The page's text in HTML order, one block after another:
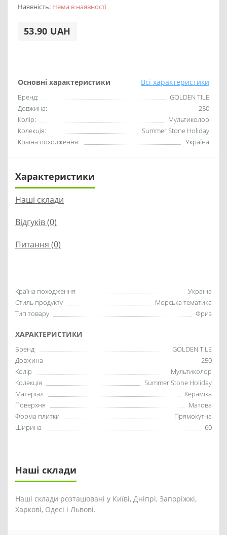
Наявність: Нема в наявності
53.90 UAH
Основні характеристики Всі характеристики
Бренд:
GOLDEN TILE
Довжина:
250
Колір:
Мультиколор
Колекція:
Summer Stone Holiday
Країна походження:
Україна
Характеристики
Наші склади
Відгуків (0)
Питання (0)
Країна походження
Україна
Стиль продукту
Морська тематика
Тип товару
Фриз
ХАРАКТЕРИСТИКИ
Бренд
GOLDEN TILE
Довжина
250
Колір
Мультиколор
Колекція
Summer Stone Holiday
Матеріал
Кераміка
Поверхня
Матова
Форма плитки
Прямокутна
Ширина
60
Наші склади
Наші склади розташовані у Київі, Дніпрі, Запоріжжі,
Харкові, Одесі і Львові.